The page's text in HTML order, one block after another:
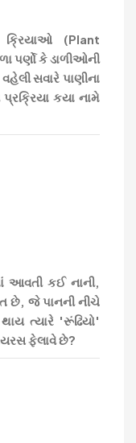
ક્રિયાઓ (Plant
પર્ણો કે ડાળીઓની
સવારે પાણીના
પ્રક્રિયા કયા નામે
આવતી કઈ નાની,
છે, જે પાનની નીચે
ત્યારે 'રૂંઢિયો'
ફેલાવે છે?